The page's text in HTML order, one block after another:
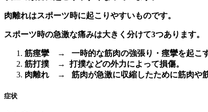
肉離れはスポーツ時に起こりやすいものです。
スポーツ時の急激な痛みは大きく分けて3つあります。
筋痙攣 →
一時的な筋肉の強張り・痙攣を起こす
筋打撲 →
打撲などの外力によって損傷。
肉離れ →
筋肉が急激に収縮したために筋肉や
症状